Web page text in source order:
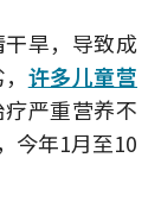
旱，导致成
许多儿童营
严重营养不
今年1月至10